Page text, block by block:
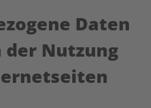
Daten
der Nutzung